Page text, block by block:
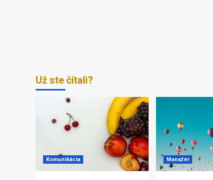
Už ste čítali?
Komunikácia Manažér